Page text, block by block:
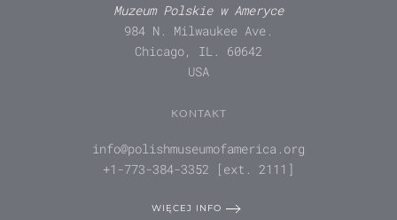
Muzeum Polskie w Ameryce
984 N. Milwaukee Ave.
Chicago, IL. 60642
USA
KONTAKT
info@polishmuseumofamerica.org
+1-773-384-3352 [ext. 2111]
WIĘCEJ INFO